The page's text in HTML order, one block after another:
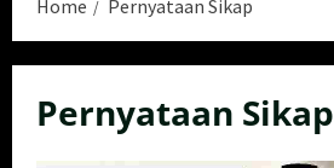
Home Pernyataan Sikap
Pernyataan Sikap